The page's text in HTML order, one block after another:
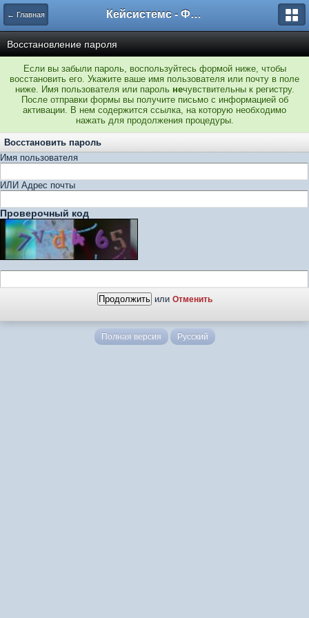
← Главная Кейсистемс - Форумы
Восстановление пароля
Если вы забыли пароль, воспользуйтесь формой ниже, чтобы
восстановить его. Укажите ваше имя пользователя или почту в поле
ниже. Имя пользователя или пароль нечувствительны к регистру.
После отправки формы вы получите письмо с информацией об
активации. В нем содержится ссылка, на которую необходимо
нажать для продолжения процедуры.
Восстановить пароль
Имя пользователя
ИЛИ Адрес почты
Проверочный код
или Отменить
Полная версия Русский